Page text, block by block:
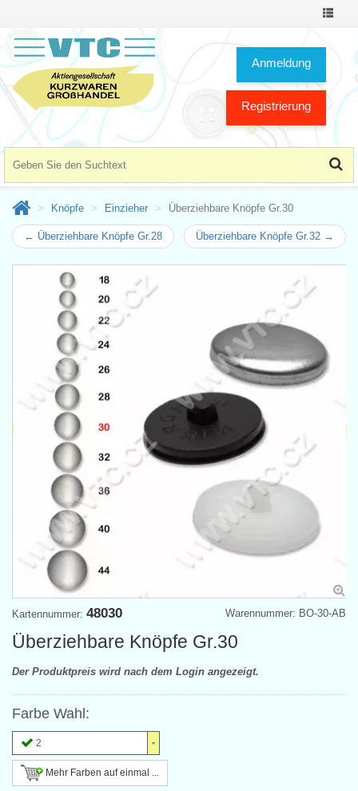
Toggle
Anmeldung
Registrierung
Knöpfe Einzieher Überziehbare Knöpfe Gr.30
← Überziehbare Knöpfe Gr.28 Überziehbare Knöpfe Gr.32 →
Warennummer: BO-30-AB
Kartennummer: 48030
Überziehbare Knöpfe Gr.30
Der Produktpreis wird nach dem Login angezeigt.
Farbe Wahl:
2
Mehr Farben auf einmal ...